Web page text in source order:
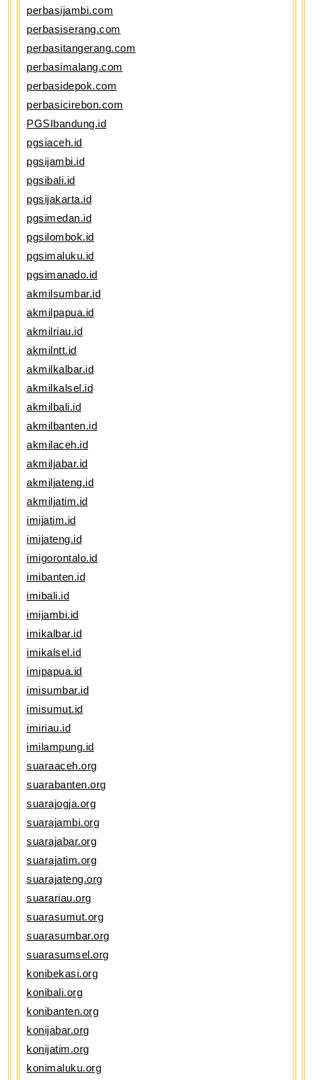
perbasijambi.com
perbasiserang.com
perbasitangerang.com
perbasimalang.com
perbasidepok.com
perbasicirebon.com
PGSIbandung.id
pgsiaceh.id
pgsijambi.id
pgsibali.id
pgsijakarta.id
pgsimedan.id
pgsilombok.id
pgsimaluku.id
pgsimanado.id
akmilsumbar.id
akmilpapua.id
akmilriau.id
akmilntt.id
akmilkalbar.id
akmilkalsel.id
akmilbali.id
akmilbanten.id
akmilaceh.id
akmiljabar.id
akmiljateng.id
akmiljatim.id
imijatim.id
imijateng.id
imigorontalo.id
imibanten.id
imibali.id
imijambi.id
imikalbar.id
imikalsel.id
imipapua.id
imisumbar.id
imisumut.id
imiriau.id
imilampung.id
suaraaceh.org
suarabanten.org
suarajogja.org
suarajambi.org
suarajabar.org
suarajatim.org
suarajateng.org
suarariau.org
suarasumut.org
suarasumbar.org
suarasumsel.org
konibekasi.org
konibali.org
konibanten.org
konijabar.org
konijatim.org
konimaluku.org